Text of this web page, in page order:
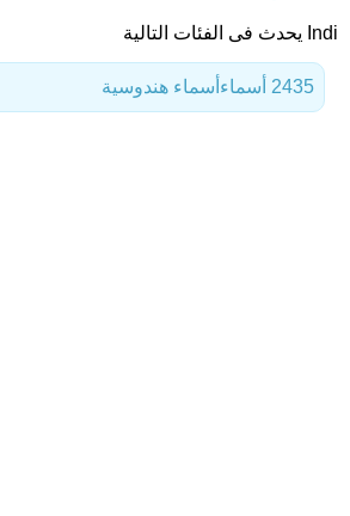
Indi يحدث فى الفئات التالية
أسماء هندوسية 2435 أسماء